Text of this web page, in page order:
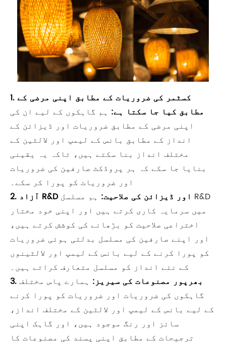
1. کسٹمر کی ضروریات کے مطابق اپنی مرضی کے
مطابق کیا جا سکتا ہے: ہم گاہکوں کے لیے ان کی
اپنی مرضی کے مطابق ضروریات اور ڈیزائن کے
انداز کے مطابق بانس کے لیمپ اور لالٹین کے
مختلف انداز بنا سکتے ہیں، تاکہ یہ یقینی
بنایا جا سکے کہ ہر پروڈکٹ صارفین کی ضروریات
اور ضروریات کو پورا کر سکے۔
2. آزاد R&D اور ڈیزائن کی صلاحیت: ہم مسلسل R&D
میں سرمایہ کاری کرتے ہیں اور اپنی خود مختار
اختراعی صلاحیت کو بڑھانے کی کوشش کرتے ہیں،
اور اپنے صارفین کی مسلسل بدلتی ہوئی ضروریات
کو پورا کرنے کے لیے بانس کے لیمپ اور لالٹینوں
کے نئے انداز کو مسلسل متعارف کراتے ہیں۔
3. بھرپور مصنوعات کی سیریز: ہمارے پاس مختلف
گاہکوں کی ضروریات اور ضروریات کو پورا کرنے
کے لیے بانس کے لیمپ اور لالٹین کے مختلف انداز،
سائز اور رنگ موجود ہیں، اور گاہک اپنی
ترجیحات کے مطابق اپنی پسند کی مصنوعات کا